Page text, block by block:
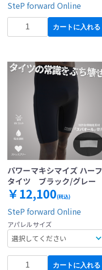
SteP forward Online
カートに入れる
パワーマキシマイズ ハーフ
タイツ ブラック/グレー
￥12,100(税込)
SteP forward Online
アパレルサイズ
カートに入れる